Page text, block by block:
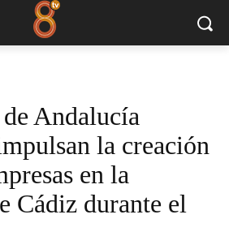
Andalucía
la creación
en la
Cádiz durante el